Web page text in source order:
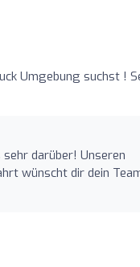
Umgebung suchst !
darüber! Unseren
wünscht dir dein